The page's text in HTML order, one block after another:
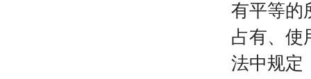
有平等的
占有、使
法中规定